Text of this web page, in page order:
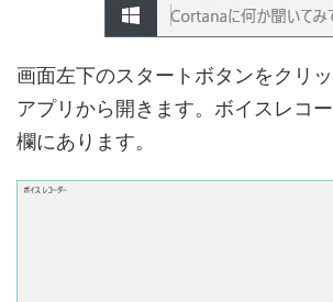
画面左下のスタートボタンをクリ
アプリから開きます。ボイスレコ
欄にあります。